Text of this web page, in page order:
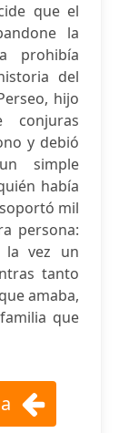
que el
la
prohibía
del
hijo
conjuras
y debió
simple
había
mil
persona:
la vez un
tanto
amaba,
que